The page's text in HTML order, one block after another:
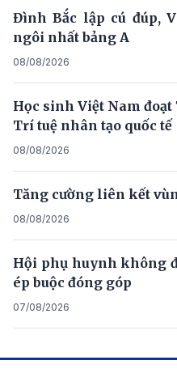
Đình Bắc lập cú đúp,
ngôi nhất bảng A
08/08/2026
Học sinh Việt Nam
Trí tuệ nhân tạo quốc tế
08/08/2026
Tăng cường liên kết
08/08/2026
Hội phụ huynh không
ép buộc đóng góp
07/08/2026